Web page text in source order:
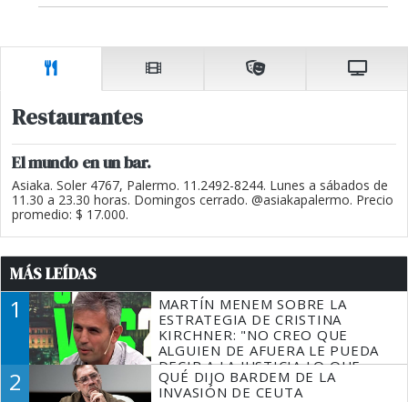
Restaurantes
El mundo en un bar.
Asiaka. Soler 4767, Palermo. 11.2492-8244. Lunes a sábados de
11.30 a 23.30 horas. Domingos cerrado. @asiakapalermo. Precio
promedio: $ 17.000.
MÁS LEÍDAS
1
MARTÍN MENEM SOBRE LA
ESTRATEGIA DE CRISTINA
KIRCHNER: "NO CREO QUE
ALGUIEN DE AFUERA LE PUEDA
DECIR A LA JUSTICIA LO QUE
TIENE QUE HACER"
2
QUÉ DIJO BARDEM DE LA
INVASIÓN DE CEUTA